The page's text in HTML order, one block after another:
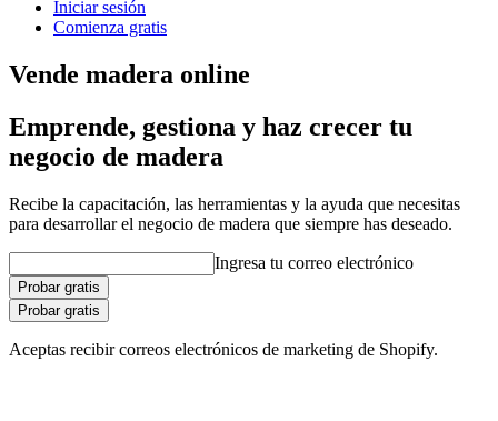
Iniciar sesión
Comienza gratis
Vende madera online
Emprende, gestiona y haz crecer tu
negocio de madera
Recibe la capacitación, las herramientas y la ayuda que necesitas
para desarrollar el negocio de madera que siempre has deseado.
Ingresa tu correo electrónico
Probar gratis
Probar gratis
Aceptas recibir correos electrónicos de marketing de Shopify.